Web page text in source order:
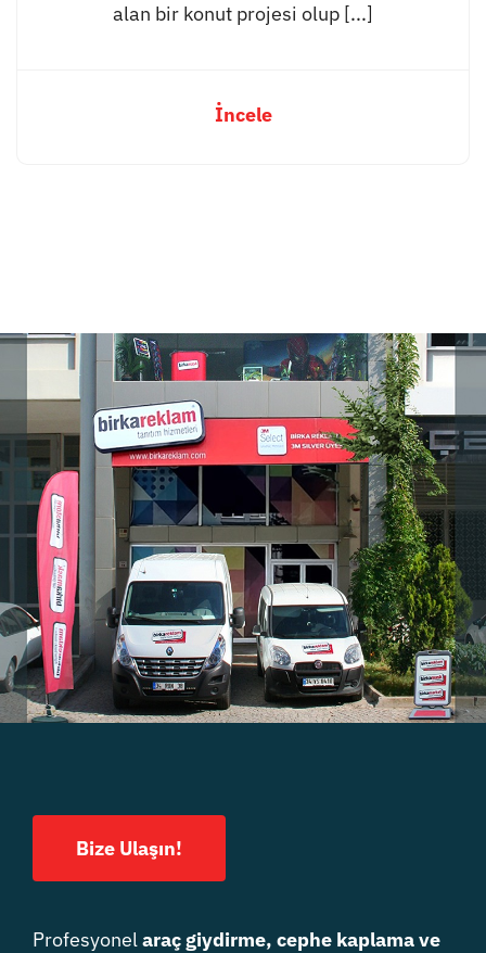
alan bir konut projesi olup [...]
İncele
Bize Ulaşın!
Profesyonelaraç giydirme, cephe kaplama ve